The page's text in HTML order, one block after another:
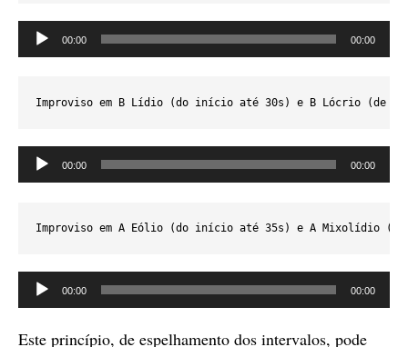
Tocador
de
00:00 00:00
Improviso em B Lídio (do início até 30s) e B Lócrio (de
Tocador
de
00:00 00:00
Improviso em A Eólio (do início até 35s) e A Mixolídio
Tocador
de
00:00 00:00
Este princípio, de espelhamento dos intervalos, pode